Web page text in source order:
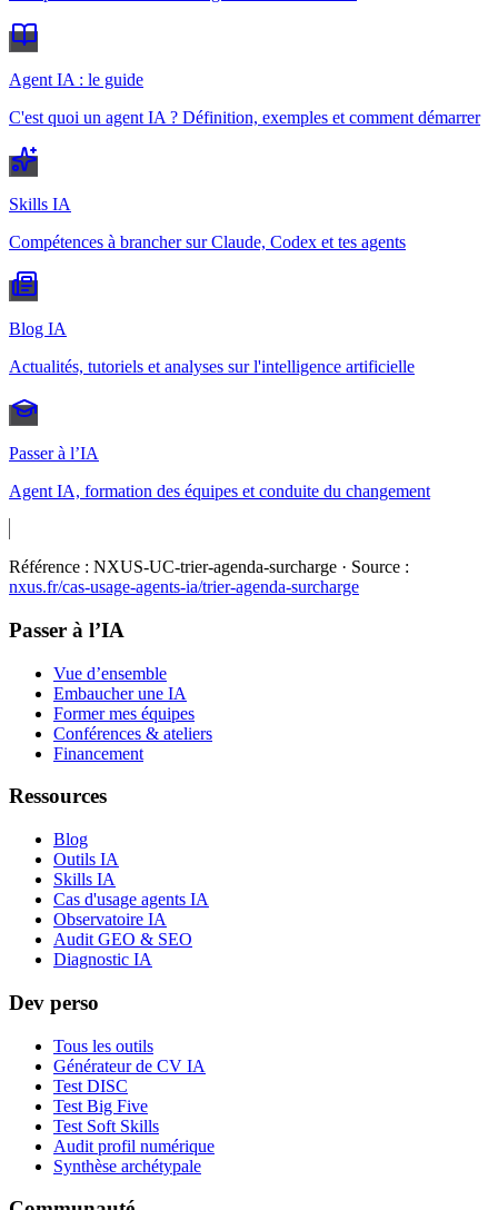
Agent IA : le guide
C'est quoi un agent IA ? Définition, exemples et comment démarrer
Skills IA
Compétences à brancher sur Claude, Codex et tes agents
Blog IA
Actualités, tutoriels et analyses sur l'intelligence artificielle
Passer à l’IA
Agent IA, formation des équipes et conduite du changement
Référence : NXUS-UC-trier-agenda-surcharge · Source :
nxus.fr/cas-usage-agents-ia/trier-agenda-surcharge
Passer à l’IA
Vue d’ensemble
Embaucher une IA
Former mes équipes
Conférences & ateliers
Financement
Ressources
Blog
Outils IA
Skills IA
Cas d'usage agents IA
Observatoire IA
Audit GEO & SEO
Diagnostic IA
Dev perso
Tous les outils
Générateur de CV IA
Test DISC
Test Big Five
Test Soft Skills
Audit profil numérique
Synthèse archétypale